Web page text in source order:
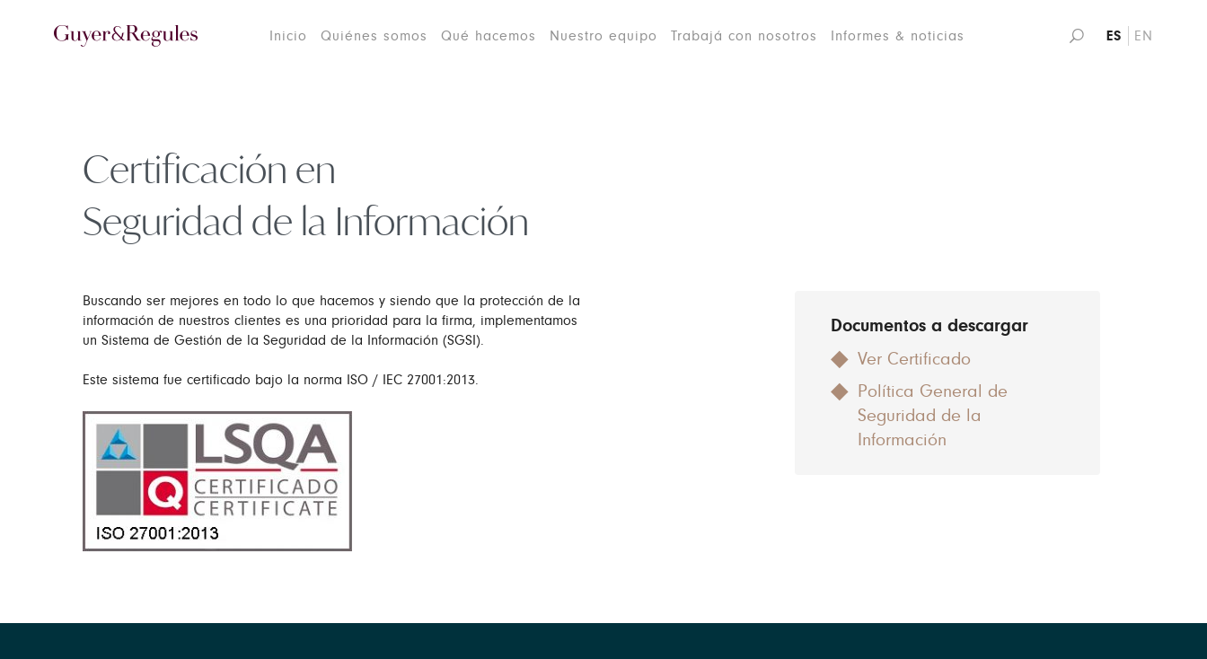
Inicio Quiénes somos Qué hacemos Nuestro equipo Trabajá con nosotros Informes & noticias ES EN
Certificación en
Seguridad de la Información
Buscando ser mejores en todo lo que hacemos y siendo que la protección de la
información de nuestros clientes es una prioridad para la firma, implementamos
un Sistema de Gestión de la Seguridad de la Información (SGSI).
Este sistema fue certificado bajo la norma ISO / IEC 27001:2013.
Documentos a descargar
Ver Certificado
Política General de
Seguridad de la
Información